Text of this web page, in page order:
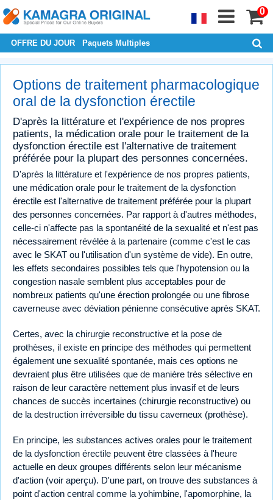
0
OFFRE DU JOUR Paquets Multiples
Options de traitement pharmacologique
oral de la dysfonction érectile
D'après la littérature et l'expérience de nos propres
patients, la médication orale pour le traitement de la
dysfonction érectile est l'alternative de traitement
préférée pour la plupart des personnes concernées.
D'après la littérature et l'expérience de nos propres patients,
une médication orale pour le traitement de la dysfonction
érectile est l'alternative de traitement préférée pour la plupart
des personnes concernées. Par rapport à d'autres méthodes,
celle-ci n'affecte pas la spontanéité de la sexualité et n'est pas
nécessairement révélée à la partenaire (comme c'est le cas
avec le SKAT ou l'utilisation d'un système de vide). En outre,
les effets secondaires possibles tels que l'hypotension ou la
congestion nasale semblent plus acceptables pour de
nombreux patients qu'une érection prolongée ou une fibrose
caverneuse avec déviation pénienne consécutive après SKAT.
Certes, avec la chirurgie reconstructive et la pose de
prothèses, il existe en principe des méthodes qui permettent
également une sexualité spontanée, mais ces options ne
devraient plus être utilisées que de manière très sélective en
raison de leur caractère nettement plus invasif et de leurs
chances de succès incertaines (chirurgie reconstructive) ou
de la destruction irréversible du tissu caverneux (prothèse).
En principe, les substances actives orales pour le traitement
de la dysfonction érectile peuvent être classées à l'heure
actuelle en deux groupes différents selon leur mécanisme
d'action (voir aperçu). D'une part, on trouve des substances à
point d'action central comme la yohimbine, l'apomorphine, la